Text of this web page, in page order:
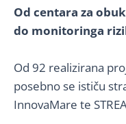
Od centara za
do monitoringa
Od 92 realizirana
posebno se ističu
InnovaMare te